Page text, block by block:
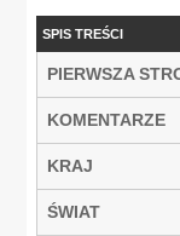
SPIS TREŚCI
PIERWSZA
KOMENTARZE
KRAJ
ŚWIAT